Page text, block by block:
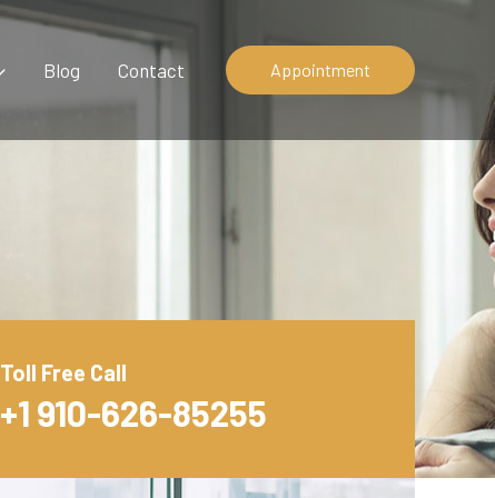
Blog Contact Appointment
Toll Free Call
+1 910-626-85255